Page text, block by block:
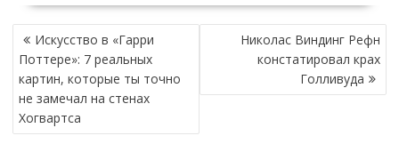
НАВИГАЦИЯ
ПО
ЗАПИСЯМ
Искусство в «Гарри
Поттере»: 7 реальных
картин, которые ты точно
не замечал на стенах
Хогвартса
Николас Виндинг Рефн
констатировал крах
Голливуда